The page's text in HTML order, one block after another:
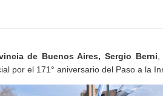
de Buenos Aires, Sergio Berni,
por el 171° aniversario del Paso a la